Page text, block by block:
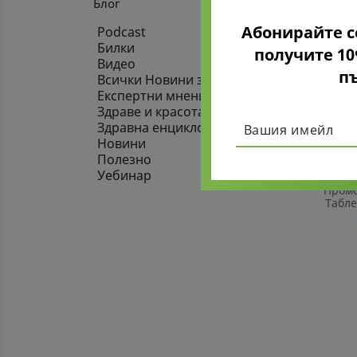
Блог
Podcast
Билки
Видео
Всички Новини за Covid-19
Експертни мнения
Здраве и красота
Здравна енциклопедия
Новини
Полезно
Уебинар
Абонирайте
получите